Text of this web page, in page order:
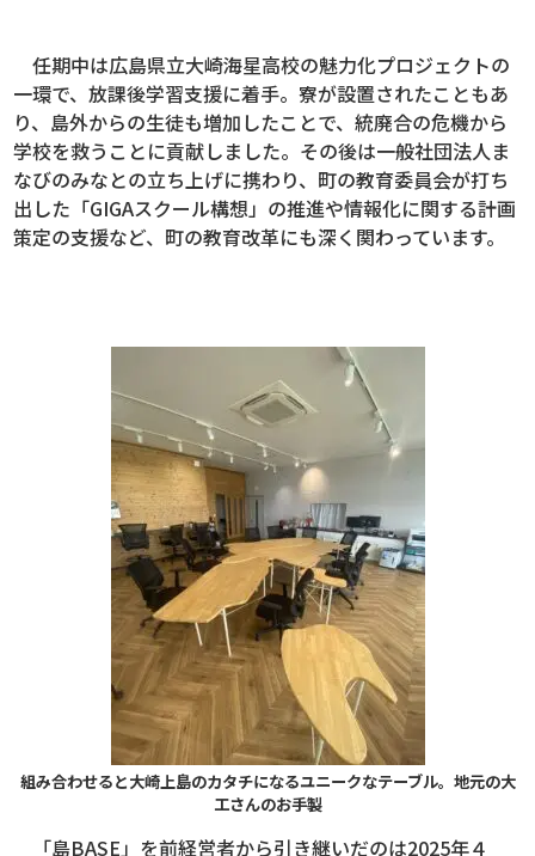
任期中は広島県立大崎海星高校の魅力化プロジェクトの
一環で、放課後学習支援に着手。寮が設置されたこともあ
り、島外からの生徒も増加したことで、統廃合の危機から
学校を救うことに貢献しました。その後は一般社団法人ま
なびのみなとの立ち上げに携わり、町の教育委員会が打ち
出した「GIGAスクール構想」の推進や情報化に関する計画
策定の支援など、町の教育改革にも深く関わっています。
組み合わせると大崎上島のカタチになるユニークなテーブル。地元の大
工さんのお手製
「島BASE」を前経営者から引き継いだのは2025年４